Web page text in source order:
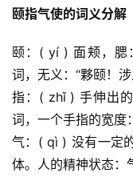
颐指气使的词义分解
颐：( yí ) 面颊，腮
词，无义：“夥颐！涉
指：( zhǐ ) 手伸出
词，一个手指的宽度
气：( qì ) 没有一定
体。人的精神状态：